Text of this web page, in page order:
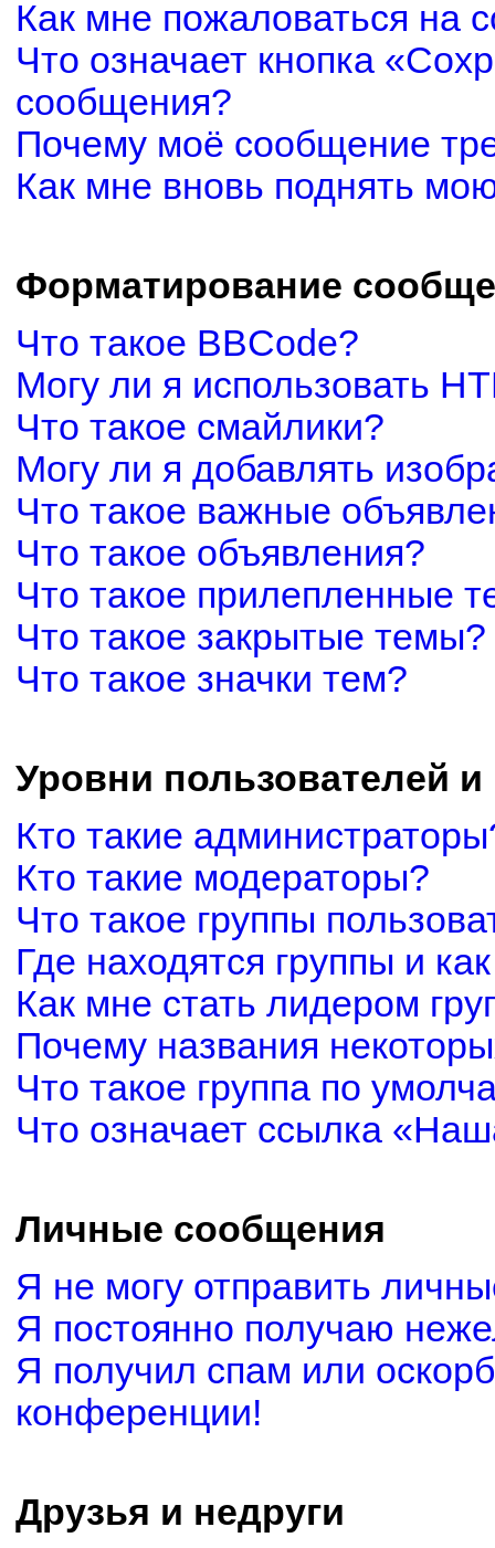
Как мне пожаловаться на
Что означает кнопка
сообщения?
Почему моё сообщение
Как мне вновь поднять
Форматирование
Что такое BBCode?
Могу ли я использовать
Что такое смайлики?
Могу ли я добавлять
Что такое важные
Что такое объявления?
Что такое прилепленные
Что такое закрытые темы?
Что такое значки тем?
Уровни пользователей
Кто такие
Кто такие модераторы?
Что такое группы
Где находятся группы и
Как мне стать лидером
Почему названия
Что такое группа по
Что означает ссылка
Личные сообщения
Я не могу отправить
Я постоянно получаю
Я получил спам или
конференции!
Друзья и недруги